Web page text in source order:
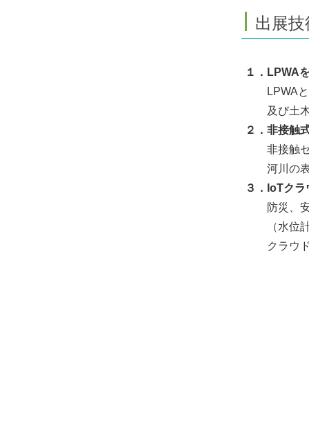
出展技
１．LPWA
LPWAと
及び土木
２．非接触
非接触セ
河川の表
３．IoTク
防災、安
（水位計
クラウド